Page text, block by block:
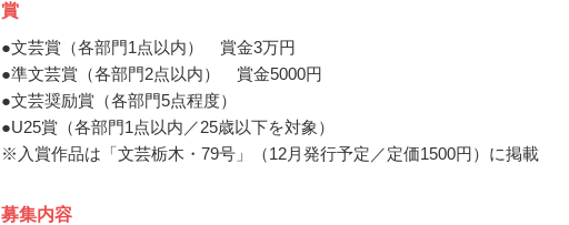
賞
●文芸賞（各部門1点以内） 賞金3万円
●準文芸賞（各部門2点以内） 賞金5000円
●文芸奨励賞（各部門5点程度）
●U25賞（各部門1点以内／25歳以下を対象）
※入賞作品は「文芸栃木・79号」（12月発行予定／定価1500円）に掲載
募集内容